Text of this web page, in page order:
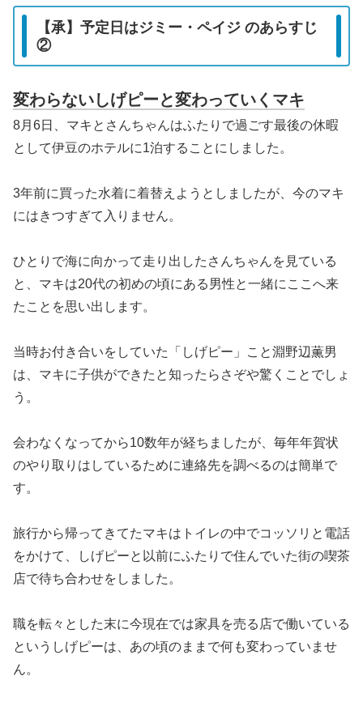
【承】予定日はジミー・ペイジ のあらすじ
②
変わらないしげピーと変わっていくマキ
8月6日、マキとさんちゃんはふたりで過ごす最後の休暇
として伊豆のホテルに1泊することにしました。
3年前に買った水着に着替えようとしましたが、今のマキ
にはきつすぎて入りません。
ひとりで海に向かって走り出したさんちゃんを見ている
と、マキは20代の初めの頃にある男性と一緒にここへ来
たことを思い出します。
当時お付き合いをしていた「しげピー」こと淵野辺薫男
は、マキに子供ができたと知ったらさぞや驚くことでしょ
う。
会わなくなってから10数年が経ちましたが、毎年年賀状
のやり取りはしているために連絡先を調べるのは簡単で
す。
旅行から帰ってきてたマキはトイレの中でコッソリと電話
をかけて、しげピーと以前にふたりで住んでいた街の喫茶
店で待ち合わせをしました。
職を転々とした末に今現在では家具を売る店で働いている
というしげピーは、あの頃のままで何も変わっていませ
ん。